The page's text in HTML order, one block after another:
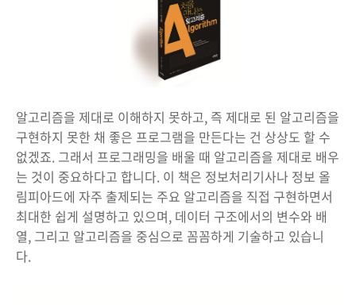
알고리즘을 제대로 이해하지 못하고, 즉 제대로 된 알고리즘을
구현하지 못한 채 좋은 프로그램을 만든다는 건 상상도 할 수
없겠죠. 그래서 프로그래밍을 배울 때 알고리즘을 제대로 배우
는 것이 중요하다고 합니다. 이 책은 정보처리기사나 정보 올
림피아드에 자주 출제되는 주요 알고리즘을 직접 구현하면서
최대한 쉽게 설명하고 있으며, 데이터 구조에서의 변수와 배
열, 그리고 알고리즘을 중심으로 꼼꼼하게 기술하고 있습니
다.